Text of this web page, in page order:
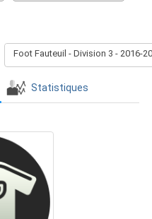
Foot Fauteuil - Division 3 - 2016-
Statistiques